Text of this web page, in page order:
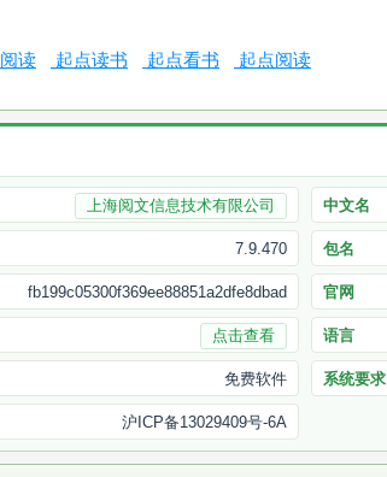
阅读 起点读书 起点看书 起点阅读
上海阅文信息技术有限公司 中文名
7.9.470 包名
fb199c05300f369ee88851a2dfe8dbad 官网
点击查看 语言
免费软件 系统要求
沪ICP备13029409号-6A